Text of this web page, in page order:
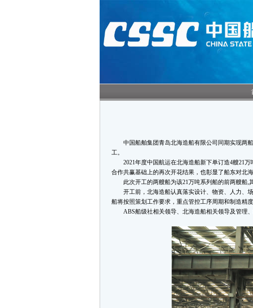
中国船舶集团青岛北海造船有限公司同期实现两
工。
2021年度中国航运在北海造船新下单订造4艘21
合作共赢基础上的再次开花结果，也彰显了船东对北
此次开工的两艘船为该21万吨系列船的前两艘船,
开工前，北海造船认真落实设计、物资、人力、
船将按照策划工作要求，重点管控工序周期和制造精
ABS船级社相关领导、北海造船相关领导及管理